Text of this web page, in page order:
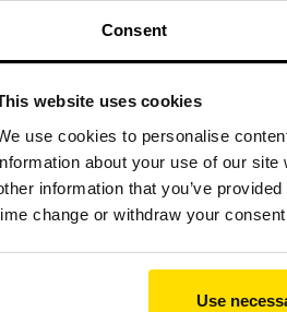
Consent
website uses cookies
use cookies to personalise
about your use of our
information that you’ve
change or withdraw your
Use
entrarán en servicio dos molinos
cemento, cada uno de ellos con
y una superficie específica de 3250
de la materia prima para cemento,
R-4 con una capacidad de
del producto del 12 % R 90 µm.
de alto rendimiento SLS para
correrá a cargo del contratista